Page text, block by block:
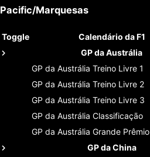
Pacific/Marquesas
Toggle Calendário da F1
GP da Austrália
GP da Austrália Treino Livre 1
GP da Austrália Treino Livre 2
GP da Austrália Treino Livre 3
GP da Austrália Classificaçāo
GP da Austrália Grande Prêmio
GP da China